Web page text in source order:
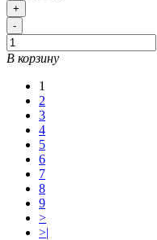
+
-
В корзину
1
2
3
4
5
6
7
8
9
>
>|